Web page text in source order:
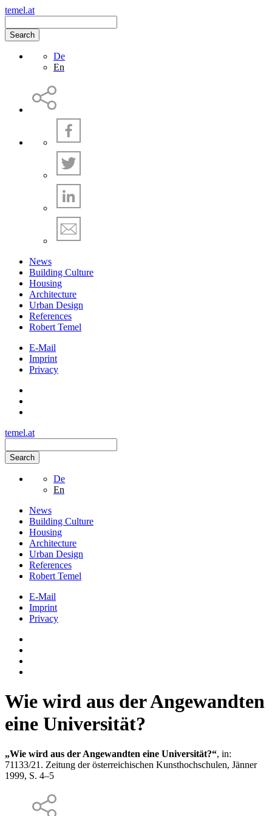
temel.at
Search
De
En
News
Building Culture
Housing
Architecture
Urban Design
References
Robert Temel
E-Mail
Imprint
Privacy
temel.at
Search
De
En
News
Building Culture
Housing
Architecture
Urban Design
References
Robert Temel
E-Mail
Imprint
Privacy
Wie wird aus der Angewandten
eine Universität?
„Wie wird aus der Angewandten eine Universität?“, in:
71133/21. Zeitung der österreichischen Kunsthochschulen, Jänner
1999, S. 4–5